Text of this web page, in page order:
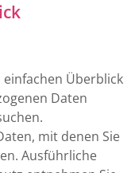
Überblick
Daten
mit denen Sie
Ausführliche